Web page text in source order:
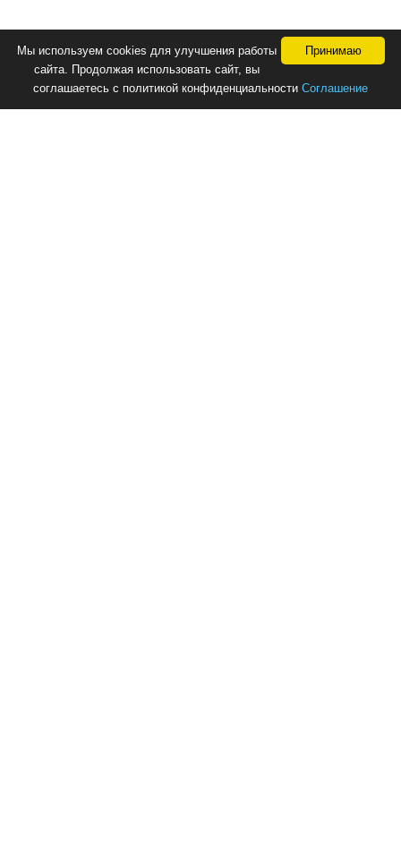
Принимаю
Мы используем cookies для улучшения работы
сайта. Продолжая использовать сайт, вы
соглашаетесь с политикой конфиденциальности Соглашение